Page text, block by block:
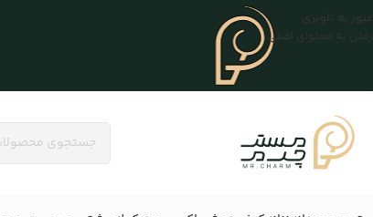
عبور به ناوبری
رفتن به محتوای اصلی